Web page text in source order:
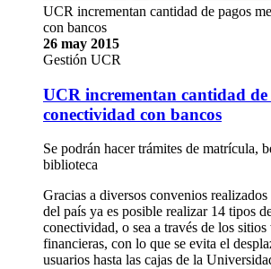
UCR incrementan cantidad de pagos
con bancos
26 may 2015
Gestión UCR
UCR incrementan cantidad de
conectividad con bancos
Se podrán hacer trámites de matrícula,
biblioteca
Gracias a diversos convenios
del país ya es posible realizar 14 tipos
conectividad, o sea a través de los
financieras, con lo que se evita el
usuarios hasta las cajas de la